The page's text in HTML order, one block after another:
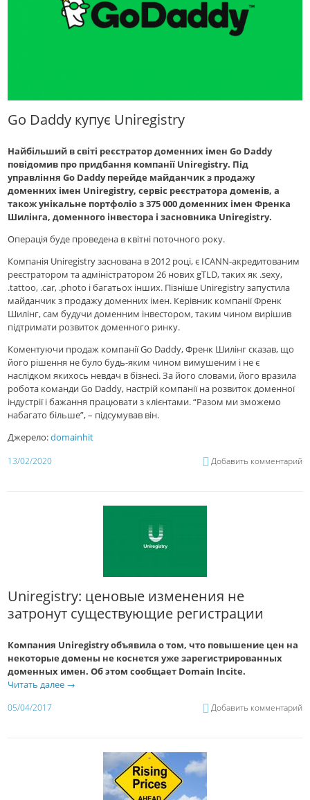
Go Daddy купує Uniregistry
Найбільший в світі реєстратор доменних імен Go Daddy
повідомив про придбання компанії Uniregistry. Під
управління Go Daddy перейде майданчик з продажу
доменних імен Uniregistry, сервіс реєстратора доменів, а
також унікальне портфоліо з 375 000 доменних імен Френка
Шилінга, доменного інвестора і засновника Uniregistry.
Операція буде проведена в квітні поточного року.
Компанія Uniregistry заснована в 2012 році, є ICANN-акредитованим
реєстратором та адміністратором 26 нових gTLD, таких як .sexy,
.tattoo, .car, .photo і багатьох інших. Пізніше Uniregistry запустила
майданчик з продажу доменних імен. Керівник компанії Френк
Шилінг, сам будучи доменним інвестором, таким чином вирішив
підтримати розвиток доменного ринку.
Коментуючи продаж компанії Go Daddy, Френк Шилінг сказав, що
його рішення не було будь-яким чином вимушеним і не є
наслідком якихось невдач в бізнесі. За його словами, його вразила
робота команди Go Daddy, настрій компанії на розвиток доменної
індустрії і бажання працювати з клієнтами. “Разом ми зможемо
набагато більше”, – підсумував він.
Джерело:domainhit
13/02/2020 Добавить комментарий
Uniregistry: ценовые изменения не
затронут существующие регистрации
Компания Uniregistry объявила о том, что повышение цен на
некоторые домены не коснется уже зарегистрированных
доменных имен. Об этом сообщает Domain Incite.
Читать далее →
05/04/2017 Добавить комментарий